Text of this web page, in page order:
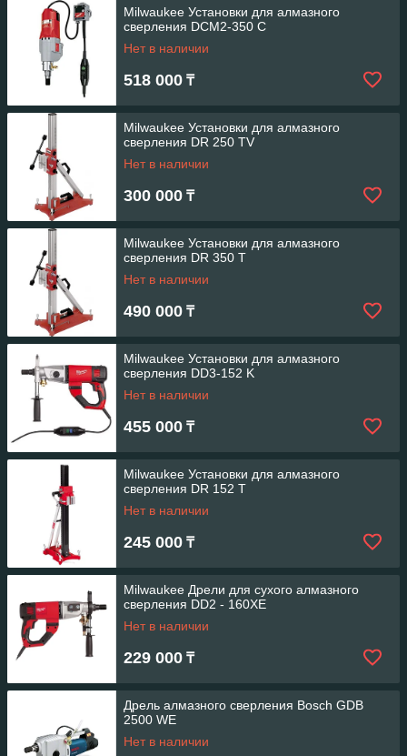
Milwaukee Установки для алмазного
сверления DCM2-350 C
Нет в наличии
518 000 ₸
Milwaukee Установки для алмазного
сверления DR 250 TV
Нет в наличии
300 000 ₸
Milwaukee Установки для алмазного
сверления DR 350 T
Нет в наличии
490 000 ₸
Milwaukee Установки для алмазного
сверления DD3-152 K
Нет в наличии
455 000 ₸
Milwaukee Установки для алмазного
сверления DR 152 T
Нет в наличии
245 000 ₸
Milwaukee Дрели для сухого алмазного
сверления DD2 - 160XE
Нет в наличии
229 000 ₸
Дрель алмазного сверления Bosch GDB
2500 WE
Нет в наличии